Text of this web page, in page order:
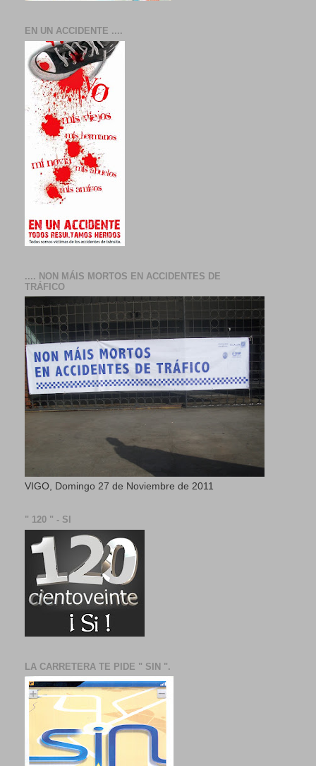
EN UN ACCIDENTE ....
.... NON MÁIS MORTOS EN ACCIDENTES DE
TRÁFICO
VIGO, Domingo 27 de Noviembre de 2011
" 120 " - SI
LA CARRETERA TE PIDE " SIN ".